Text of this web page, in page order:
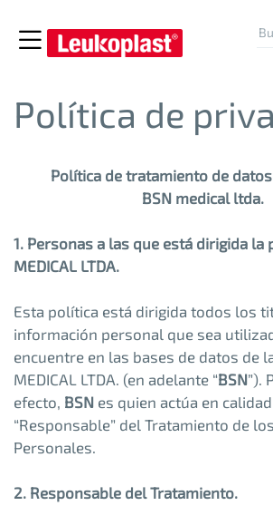
Política de
Política de tratamiento de
BSN medical ltda.
1. Personas a las que está dirigida la
MEDICAL LTDA.
Esta política está dirigida todos los
información personal que sea
encuentre en las bases de datos de
MEDICAL LTDA. (en adelante “BSN”).
efecto, BSN es quien actúa en
“Responsable” del Tratamiento de
Personales.
2. Responsable del Tratamiento.